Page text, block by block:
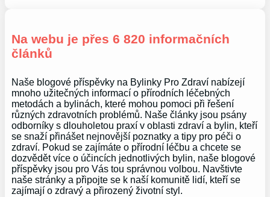
Na webu je přes 6 820 informačních
článků
Naše blogové příspěvky na Bylinky Pro Zdraví nabízejí
mnoho užitečných informací o přírodních léčebných
metodách a bylinách, které mohou pomoci při řešení
různých zdravotních problémů. Naše články jsou psány
odborníky s dlouholetou praxí v oblasti zdraví a bylin, kteří
se snaží přinášet nejnovější poznatky a tipy pro péči o
zdraví. Pokud se zajímáte o přírodní léčbu a chcete se
dozvědět více o účincích jednotlivých bylin, naše blogové
příspěvky jsou pro Vás tou správnou volbou. Navštivte
naše stránky a připojte se k naší komunitě lidí, kteří se
zajímají o zdravý a přirozený životní styl.